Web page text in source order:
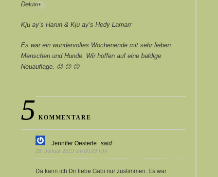
Deluxe
Kju ay’s Harun & Kju ay’s Hedy Lamarr
Es war ein wundervolles Wochenende mit sehr lieben
Menschen und Hunde. Wir hoffen auf eine baldige
Neuauflage. 😛 😛 😛
5 KOMMENTARE
Jennifer Oesterle said:
28. Januar 2019 um 00:09 Uhr
Da kann ich Dir liebe Gabi nur zustimmen. Es war